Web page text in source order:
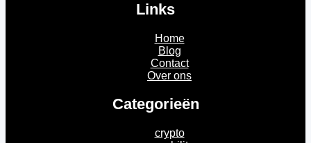
Links
Home
Blog
Contact
Over ons
Categorieën
crypto